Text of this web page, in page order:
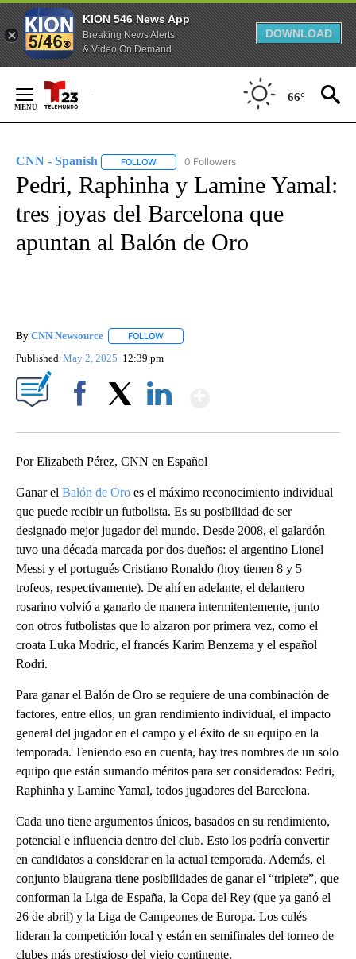
KION 546 News App
Breaking News Alerts
& Video On Demand
DOWNLOAD
Content
66°
CNN - Spanish FOLLOW FOLLOW "CNN - SPANISH" TO RECEIVE
0 Followers
Pedri, Raphinha y Lamine Yamal:
tres joyas del Barcelona que
apuntan al Balón de Oro
By CNN Newsource FOLLOW
Published May 2, 2025 12:39 pm
Por Elizabeth Pérez, CNN en Español
Ganar el Balón de Oro es el máximo reconocimiento individual
que puede recibir un futbolista. Es su posibilidad de ser
designado mejor jugador del mundo. Desde 2008, el galardón
tuvo una década marcada por dos dueños: el argentino Lionel
Messi y el portugués Cristiano Ronaldo (hoy tienen 8 y 5
trofeos, respectivamente). De ahí en adelante, el delantero
rosarino volvió a ganarlo de manera intermitentemente, junto
con otros futbolistas que lo alzaron por primera vez, como el
croata Luka Modric, el francés Karim Benzema y el español
Rodri.
Para ganar el Balón de Oro se requiere de una combinación de
factores, entre ellos, un gran rendimiento individual, el impacto
general del jugador en el campo y el éxito de su equipo en la
temporada. Teniendo eso en cuenta, hay tres nombres de un solo
equipo que están sumando méritos para ser considerados: Pedri,
Raphinha y Lamine Yamal, todos jugadores del Barcelona.
Cada uno tiene argumentos únicos, basados ​​en su rendimiento,
potencial e influencia dentro del club. Esto los podría convertir
en candidatos a considerar en la actual temporada. Además, el
conjunto blaugrana tiene posibilidades de ganar el “triplete”, que
conforman la Liga de España, la Copa del Rey (que ya ganó el
26 de abril) y la Liga de Campeones de Europa. Los culés
lideran la competición local y están en semifinales del torneo de
clubes más prestigioso del viejo continente.